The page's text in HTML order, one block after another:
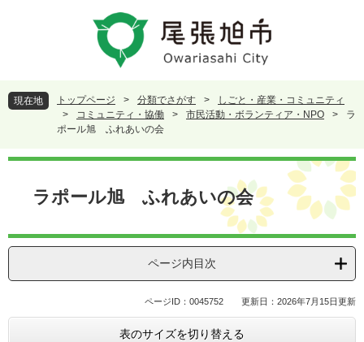
頭
で
飛
ば
本
現在地 トップページ > 分類でさがす >
しごと・産業・コミュニティ
>
コミュニティ・協働 > 市民活動・ボランティア・NPO >
ラ
ポール旭 ふれあいの会
本
ラポール旭 ふれあいの会
ページ内目次
ページID：0045752 更新日：2026年7月15日更新
表のサイズを切り替える